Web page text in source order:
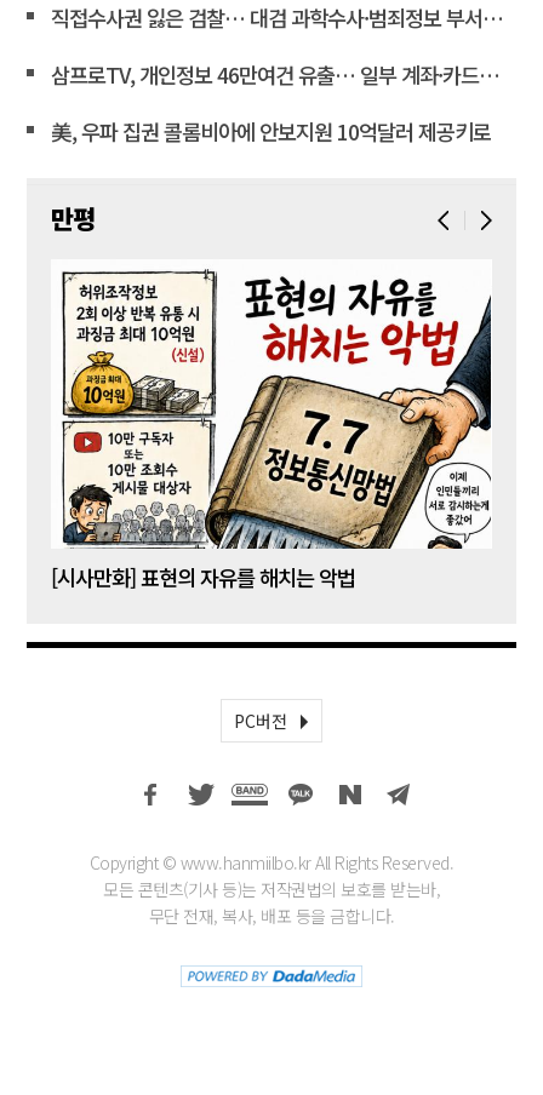
직접수사권 잃은 검찰… 대검 과학수사·범죄정보 부서도 수술대에 <연합뉴스>
삼프로TV, 개인정보 46만여건 유출… 일부 계좌·카드정보 포함
美, 우파 집권 콜롬비아에 안보지원 10억달러 제공키로
만평
[시사만화] 표현의 자유를 해치는 악법
PC버전
Copyright © www.hanmiilbo.kr All Rights Reserved.
모든 콘텐츠(기사 등)는 저작권법의 보호를 받는바,
무단 전재, 복사, 배포 등을 금합니다.